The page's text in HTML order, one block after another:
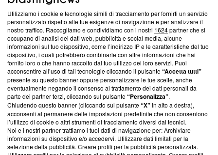
Questa sezione offre informazioni trasparenti su Blasting
News, sui nostri processi editoriali e su come ci impegniamo a
creare news di qualità. Inoltre, afferma la nostra aderenza a
‘Trust Project - News with Integrity’Blasting News non è
ancora membro del programma, ma ha richiesto di farne
parte; Trust Project non ha ancora effettuato una verifica di
conformità agli standard.
Su di noi
Team editoriale
Corporate
Redazione
Utilizziamo i cookie e tecnologie simili di tracciamento per fornirti un servizio
personalizzato rispetto alle tue esigenze di navigazione e per analizzare il
nostro traffico. Raccogliamo e condividiamo con i nostri 1624partner che si
occupano di analisi dei dati web, pubblicità e social media, alcune
informazioni sul tuo dispositivo, come l’indirizzo IP e le caratteristiche del tuo
dispositivo, i quali potrebbero combinarle con altre informazioni che hai
fornito loro o che hanno raccolto dal tuo utilizzo dei loro servizi. Puoi
acconsentire all’uso di tali tecnologie cliccando il pulsante“Accetta tutti”
presente su questo banner oppure personalizzare le tue scelte, anche
eventualmente negando il consenso al trattamento dei dati personali da
parte dei partner terzi, cliccando sul pulsante“Personalizza”.
Chiudendo questo banner (cliccando sul pulsante“X”in alto a destra),
acconsenti al permanere delle impostazioni predefinite che non consentono
l’utilizzo di cookie o altri strumenti di tracciamento diversi dai tecnici.
Noi e i nostri partner trattiamo i tuoi dati di navigazione per: Archiviare
informazioni su dispositivo e/o accedervi. Utilizzare dati limitati per la
selezione della pubblicità. Creare profili per la pubblicità personalizzata.